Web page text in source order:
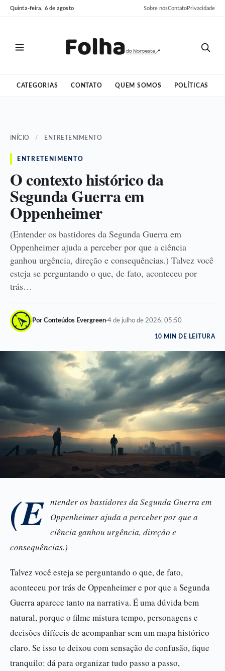
Pular
para
Pular
para
Quinta-feira, 6 de agosto Sobre nósContatoPrivacidade
CATEGORIAS CONTATO QUEM SOMOS POLÍTICAS
INÍCIO / ENTRETENIMENTO
ENTRETENIMENTO
O contexto histórico da
Segunda Guerra em
Oppenheimer
(Entender os bastidores da Segunda Guerra em
Oppenheimer ajuda a perceber por que a ciência
ganhou urgência, direção e consequências.) Talvez você
esteja se perguntando o que, de fato, aconteceu por
trás…
Por Conteúdos Evergreen·4 de julho de 2026, 05:50
10 MIN DE LEITURA
(E ntender os bastidores da Segunda Guerra em
Oppenheimer ajuda a perceber por que a
ciência ganhou urgência, direção e
consequências.)
Talvez você esteja se perguntando o que, de fato,
aconteceu por trás de Oppenheimer e por que a Segunda
Guerra aparece tanto na narrativa. É uma dúvida bem
natural, porque o filme mistura tempo, personagens e
decisões difíceis de acompanhar sem um mapa histórico
claro. Se isso te deixou com sensação de confusão, fique
tranquilo: dá para organizar tudo passo a passo,